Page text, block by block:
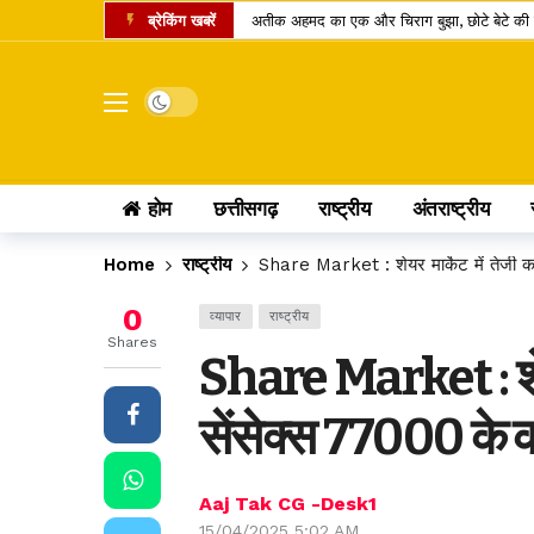
ब्रेकिंग खबरें अतीक अहमद का एक और चिराग बुझा, छोटे बेटे की
चंद्र ग्रहण 2026: क्या रक्षाबंधन के दिन भारत में
छत्तीसगढ़ में 10 टोल प्लाजा पर बढ़ी दरें, सफर के
आत्मानंद स्कूलों में शिक्षक भर्ती का बदला तरीका, अब
होटल में गहने चोरी होने पर उपभोक्ता आयोग का
छत्तीसगढ़ में खाद्य सुरक्षा व्यवस्था पर सवाल: 14
Dark mode
होम छत्तीसगढ़ राष्ट्रीय अंतराष्ट्रीय
Home राष्ट्रीय Share Market : शेयर मार्केट में तेजी
व्यापार राष्ट्रीय
Share Market :
सेंसेक्स 77000 के
Aaj Tak CG -Desk1
0
Shares